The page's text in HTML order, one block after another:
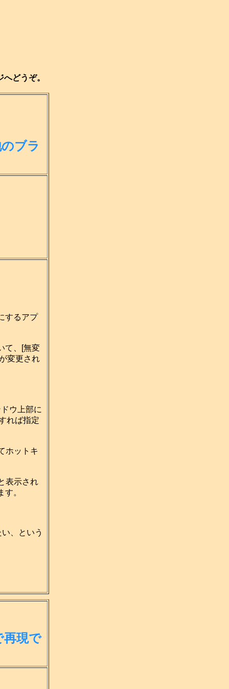
どうぞ。
ブラ
するアプ
て、[無変
変更され
ウ上部に
れば指定
ホットキ
表示され
。
、という
再現で